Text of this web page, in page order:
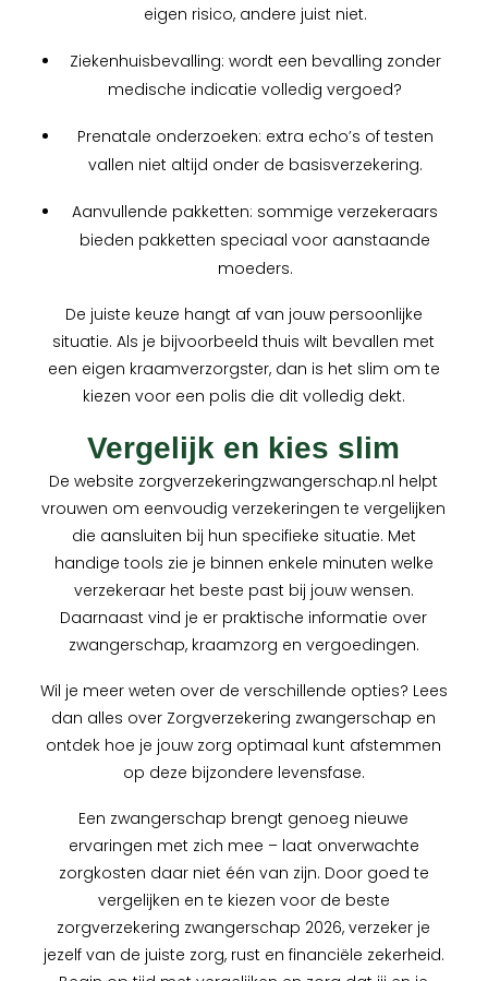
eigen risico, andere juist niet.
Ziekenhuisbevalling: wordt een bevalling zonder
medische indicatie volledig vergoed?
Prenatale onderzoeken: extra echo’s of testen
vallen niet altijd onder de basisverzekering.
Aanvullende pakketten: sommige verzekeraars
bieden pakketten speciaal voor aanstaande
moeders.
De juiste keuze hangt af van jouw persoonlijke
situatie. Als je bijvoorbeeld thuis wilt bevallen met
een eigen kraamverzorgster, dan is het slim om te
kiezen voor een polis die dit volledig dekt.
Vergelijk en kies slim
De website zorgverzekeringzwangerschap.nl helpt
vrouwen om eenvoudig verzekeringen te vergelijken
die aansluiten bij hun specifieke situatie. Met
handige tools zie je binnen enkele minuten welke
verzekeraar het beste past bij jouw wensen.
Daarnaast vind je er praktische informatie over
zwangerschap, kraamzorg en vergoedingen.
Wil je meer weten over de verschillende opties? Lees
dan alles over Zorgverzekering zwangerschap en
ontdek hoe je jouw zorg optimaal kunt afstemmen
op deze bijzondere levensfase.
Een zwangerschap brengt genoeg nieuwe
ervaringen met zich mee – laat onverwachte
zorgkosten daar niet één van zijn. Door goed te
vergelijken en te kiezen voor de beste
zorgverzekering zwangerschap 2026, verzeker je
jezelf van de juiste zorg, rust en financiële zekerheid.